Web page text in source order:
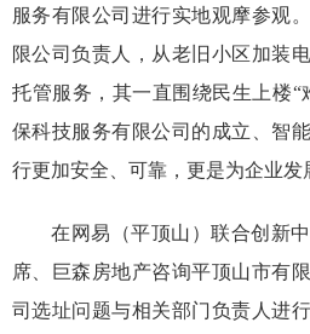
服务有限公司进行实地观摩参观
限公司负责人，从老旧小区加装
托管服务，其一直围绕民生上楼“
保科技服务有限公司的成立、智
行更加安全、可靠，更是为企业发
在网易（平顶山）联合创新
席、巨森房地产咨询平顶山市有
司选址问题与相关部门负责人进